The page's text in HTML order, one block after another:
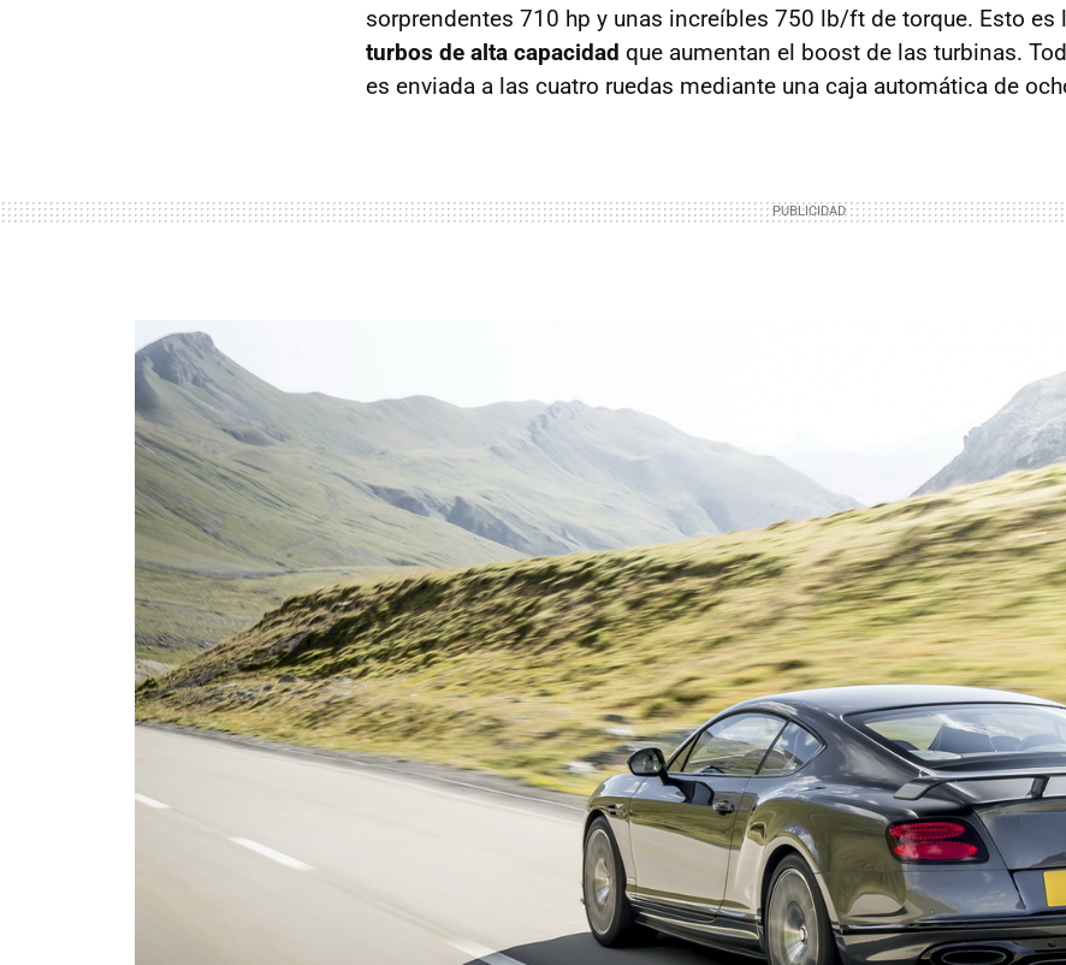
sorprendentes 710 hp y unas increíbles 750 lb/ft de torque. Esto es
turbos de alta capacidad que aumentan el boost de las turbinas.
es enviada a las cuatro ruedas mediante una caja automática de